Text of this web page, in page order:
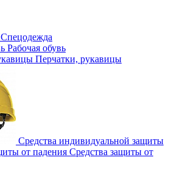
Спецодежда
Рабочая обувь
Перчатки, рукавицы
Средства индивидуальной защиты
Средства защиты от